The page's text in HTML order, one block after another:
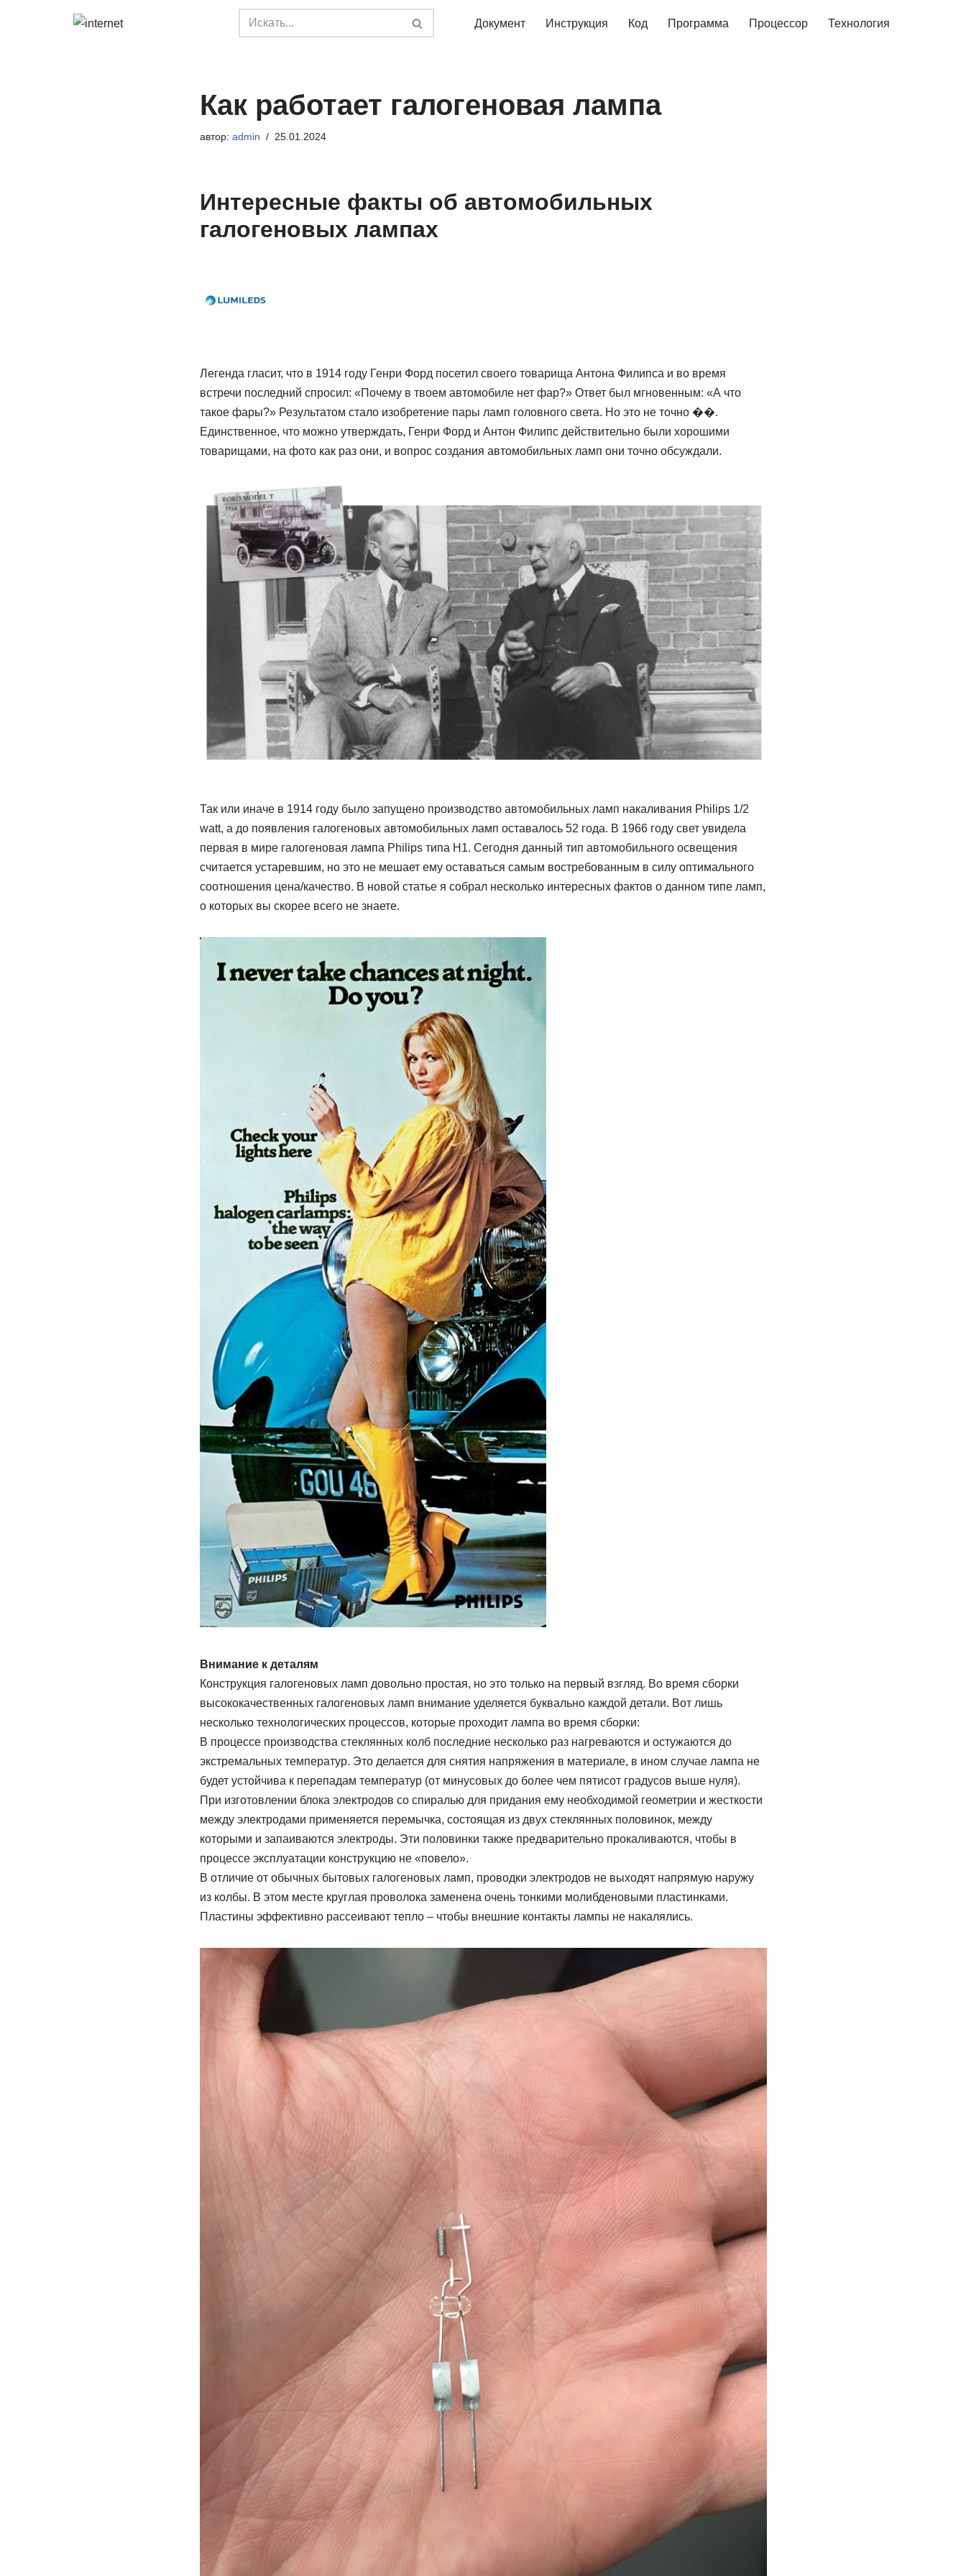
Документ Инструкция Код Программа Процессор Технология
Как работает галогеновая лампа
автор: admin 25.01.2024
Интересные факты об автомобильных
галогеновых лампах
Легенда гласит, что в 1914 году Генри Форд посетил своего товарища Антона Филипса и во время
встречи последний спросил: «Почему в твоем автомобиле нет фар?» Ответ был мгновенным: «А что
такое фары?» Результатом стало изобретение пары ламп головного света. Но это не точно ��.
Единственное, что можно утверждать, Генри Форд и Антон Филипс действительно были хорошими
товарищами, на фото как раз они, и вопрос создания автомобильных ламп они точно обсуждали.
Так или иначе в 1914 году было запущено производство автомобильных ламп накаливания Philips 1/2
watt, а до появления галогеновых автомобильных ламп оставалось 52 года. В 1966 году свет увидела
первая в мире галогеновая лампа Philips типа H1. Сегодня данный тип автомобильного освещения
считается устаревшим, но это не мешает ему оставаться самым востребованным в силу оптимального
соотношения цена/качество. В новой статье я собрал несколько интересных фактов о данном типе ламп,
о которых вы скорее всего не знаете.
Внимание к деталям
Конструкция галогеновых ламп довольно простая, но это только на первый взгляд. Во время сборки
высококачественных галогеновых ламп внимание уделяется буквально каждой детали. Вот лишь
несколько технологических процессов, которые проходит лампа во время сборки:
В процессе производства стеклянных колб последние несколько раз нагреваются и остужаются до
экстремальных температур. Это делается для снятия напряжения в материале, в ином случае лампа не
будет устойчива к перепадам температур (от минусовых до более чем пятисот градусов выше нуля).
При изготовлении блока электродов со спиралью для придания ему необходимой геометрии и жесткости
между электродами применяется перемычка, состоящая из двух стеклянных половинок, между
которыми и запаиваются электроды. Эти половинки также предварительно прокаливаются, чтобы в
процессе эксплуатации конструкцию не «повело».
В отличие от обычных бытовых галогеновых ламп, проводки электродов не выходят напрямую наружу
из колбы. В этом месте круглая проволока заменена очень тонкими молибденовыми пластинками.
Пластины эффективно рассеивают тепло – чтобы внешние контакты лампы не накалялись.